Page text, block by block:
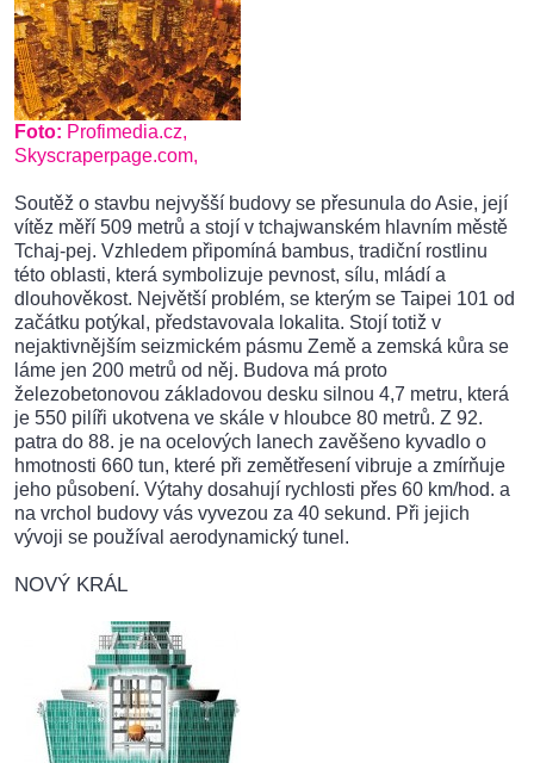
Foto: Profimedia.cz,
Skyscraperpage.com,
Soutěž o stavbu nejvyšší budovy se přesunula do Asie, její
vítěz měří 509 metrů a stojí v tchajwanském hlavním městě
Tchaj-pej. Vzhledem připomíná bambus, tradiční rostlinu
této oblasti, která symbolizuje pevnost, sílu, mládí a
dlouhověkost. Největší problém, se kterým se Taipei 101 od
začátku potýkal, představovala lokalita. Stojí totiž v
nejaktivnějším seizmickém pásmu Země a zemská kůra se
láme jen 200 metrů od něj. Budova má proto
železobetonovou základovou desku silnou 4,7 metru, která
je 550 pilíři ukotvena ve skále v hloubce 80 metrů. Z 92.
patra do 88. je na ocelových lanech zavěšeno kyvadlo o
hmotnosti 660 tun, které při zemětřesení vibruje a zmírňuje
jeho působení. Výtahy dosahují rychlosti přes 60 km/hod. a
na vrchol budovy vás vyvezou za 40 sekund. Při jejich
vývoji se používal aerodynamický tunel.
NOVÝ KRÁL